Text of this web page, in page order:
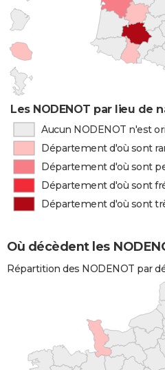
Les NODENOT par lieu de
Aucun NODENOT n'est
Département d'où sont
Département d'où sont
Département d'où sont
Département d'où sont
Où décèdent les
Répartition des NODENOT par